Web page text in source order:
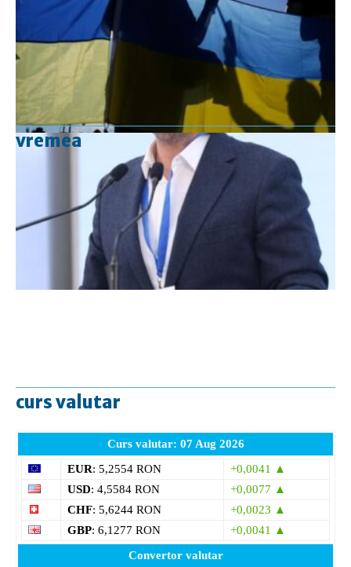
vremea
curs valutar
Curs valutar: 07 Aug 2026
EUR: 5,2554 RON
+0,0041 ▲
USD: 4,5584 RON
+0,0077 ▲
CHF: 5,6244 RON
+0,0023 ▲
GBP: 6,1277 RON
+0,0041 ▲
Convertor valutar